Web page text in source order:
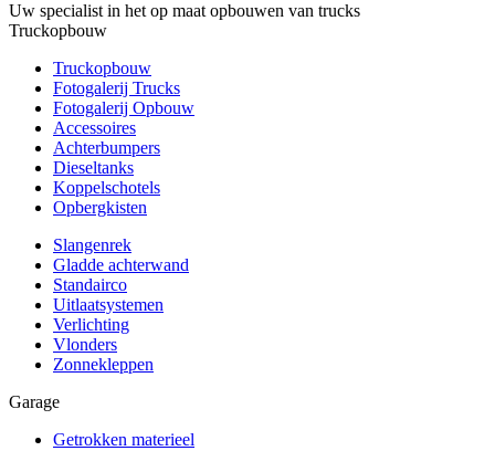
Uw specialist in het op maat opbouwen van trucks
Truckopbouw
Truckopbouw
Fotogalerij Trucks
Fotogalerij Opbouw
Accessoires
Achterbumpers
Dieseltanks
Koppelschotels
Opbergkisten
Slangenrek
Gladde achterwand
Standairco
Uitlaatsystemen
Verlichting
Vlonders
Zonnekleppen
Garage
Getrokken materieel